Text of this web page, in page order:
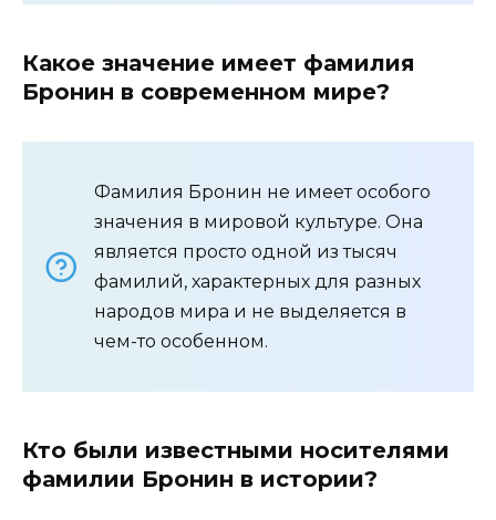
Какое значение имеет фамилия
Бронин в современном мире?
Фамилия Бронин не имеет особого
значения в мировой культуре. Она
является просто одной из тысяч
фамилий, характерных для разных
народов мира и не выделяется в
чем-то особенном.
Кто были известными носителями
фамилии Бронин в истории?